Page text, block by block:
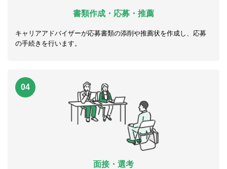
書類作成・応募・推薦
キャリアアドバイザーが応募書類の添削や推薦状を作成し、応募
の手続きを行います。
04
面接・選考